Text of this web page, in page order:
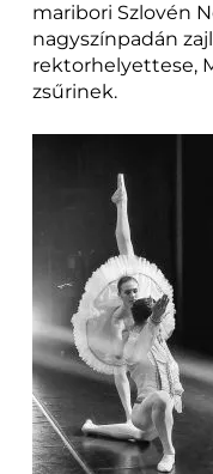
maribori Szlovén
nagyszínpadán
rektorhelyettese,
zsűrinek.